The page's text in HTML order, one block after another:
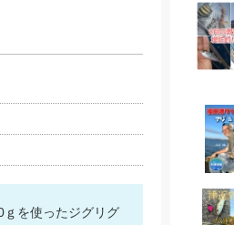
を使ったジグリグ